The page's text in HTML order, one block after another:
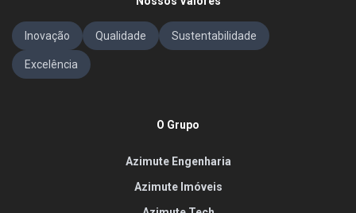
Inovação Qualidade Sustentabilidade
Excelência
O Grupo
Azimute Engenharia
Azimute Imóveis